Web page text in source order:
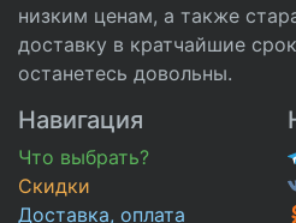
низким ценам, а также
доставку в кратчайшие
останетесь довольны.
Навигация
Что выбрать?
Скидки
Доставка, оплата